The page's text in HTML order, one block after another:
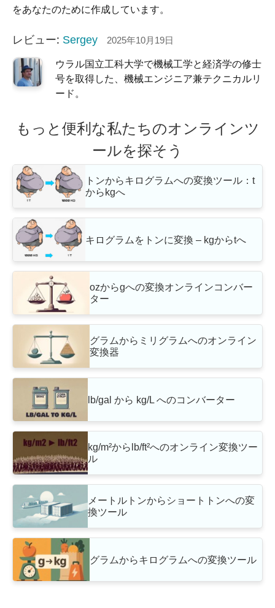
をあなたのために作成しています。
レビュー: Sergey 2025年10月19日
ウラル国立工科大学で機械工学と経済学の修士
号を取得した、機械エンジニア兼テクニカルリ
ード。
もっと便利な私たちのオンラインツ
ールを探そう
トンからキログラムへの変換ツール：t
からkgへ
キログラムをトンに変換 – kgからtへ
ozからgへの変換オンラインコンバー
ター
グラムからミリグラムへのオンライン
変換器
lb/gal から kg/L へのコンバーター
kg/m²からlb/ft²へのオンライン変換ツー
ル
メートルトンからショートトンへの変
換ツール
グラムからキログラムへの変換ツール